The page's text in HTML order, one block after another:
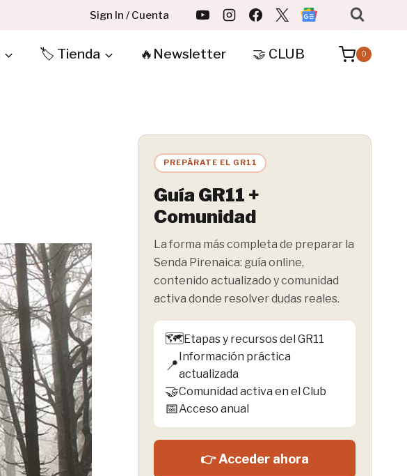
Sign In / Cuenta
🏷️ Tienda 🔥Newsletter 🤝 CLUB 0
PREPÁRATE EL GR11
Guía GR11 +
Comunidad
La forma más completa de preparar la
Senda Pirenaica: guía online,
contenido actualizado y comunidad
activa donde resolver dudas reales.
🗺️Etapas y recursos del GR11
📍
Información práctica
actualizada
🤝Comunidad activa en el Club
📅Acceso anual
👉 Acceder ahora